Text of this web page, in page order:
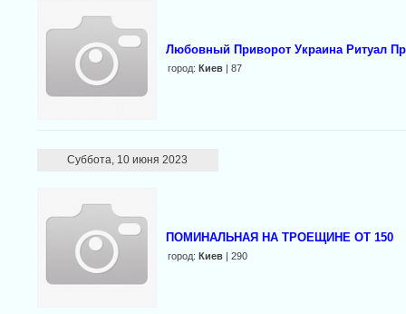
Любовный Приворот Украина Ритуал
город: Киев| 87
Суббота, 10 июня 2023
ПОМИНАЛЬНАЯ НА ТРОЕЩИНЕ ОТ 150
город: Киев| 290